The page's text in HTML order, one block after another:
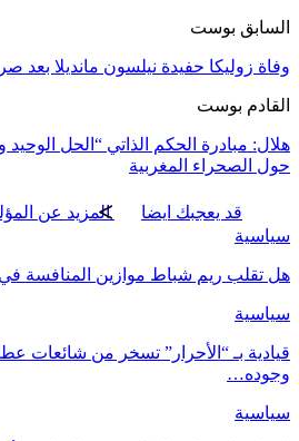
السابق بوست
وفاة زوليكا حفيدة نيلسون مانديلا بعد
القادم بوست
هلال: مبادرة الحكم الذاتي “الحل الوحيد
حول الصحراء المغربية
قد يعجبك ايضا
المزيد عن
سياسية
هل تقلب ريم شباط موازين المنافسة
سياسية
قيادية بـ “الأحرار” تسخر من شائعات
وجوده…
سياسية